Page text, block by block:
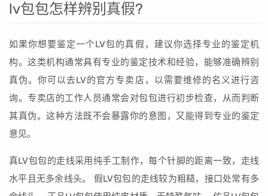
lv包包怎样辨别真假?
如果你想要鉴定一个LV包的真假，建议你选择专业的鉴定机
构。这类机构通常具有专业的鉴定技术和经验，能够准确辨别
真伪。你可以去LV的官方专卖店，以需要维修的名义进行咨
询。专卖店的工作人员通常会对包包进行初步检查，从而判断
其真伪。这种方法既不会暴露你的意图，又能得到专业的鉴定
意见。
真LV包包的走线采用纯手工制作，每个针脚的距离一致，走线
水平且无多余线头。 假LV包包的走线较为粗糙，接口处常有多